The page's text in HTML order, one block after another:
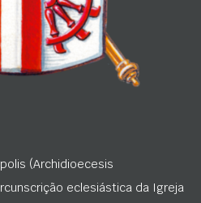
(Archidioecesis
eclesiástica da Igreja